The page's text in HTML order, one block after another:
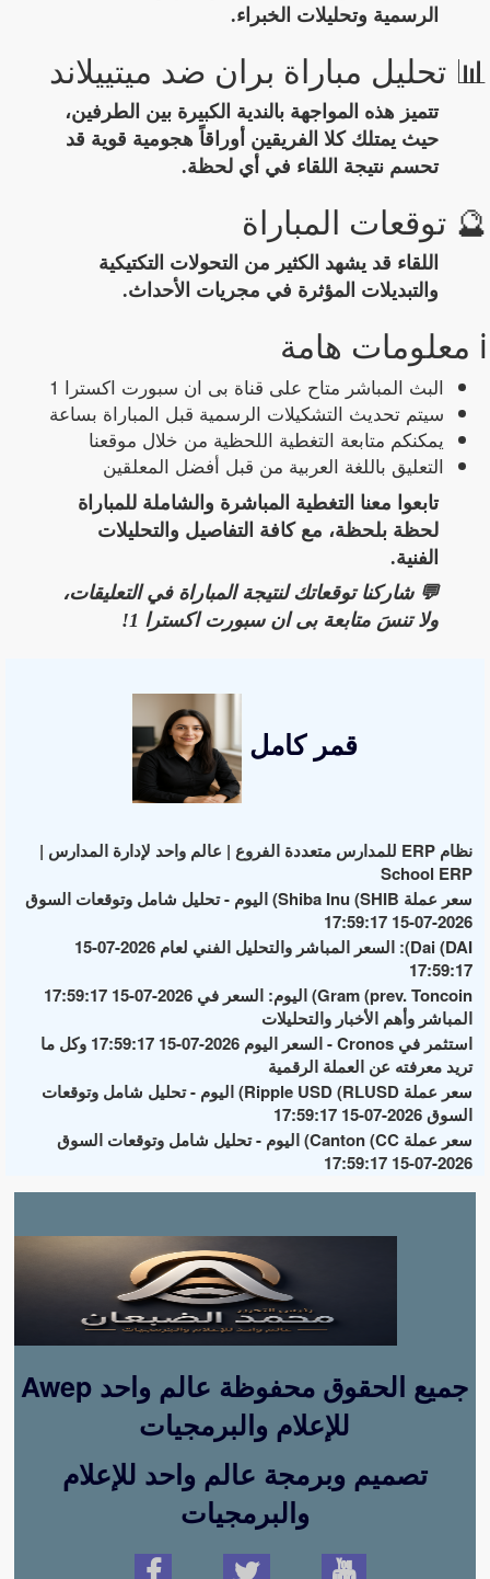
الرسمية وتحليلات الخبراء.
📊 تحليل مباراة بران ضد ميتييلاند
تتميز هذه المواجهة بالندية الكبيرة بين الطرفين،
حيث يمتلك كلا الفريقين أوراقاً هجومية قوية قد
تحسم نتيجة اللقاء في أي لحظة.
🔮 توقعات المباراة
اللقاء قد يشهد الكثير من التحولات التكتيكية
والتبديلات المؤثرة في مجريات الأحداث.
ℹ️ معلومات هامة
البث المباشر متاح على قناة بى ان سبورت اكسترا 1
سيتم تحديث التشكيلات الرسمية قبل المباراة بساعة
يمكنكم متابعة التغطية اللحظية من خلال موقعنا
التعليق باللغة العربية من قبل أفضل المعلقين
تابعوا معنا التغطية المباشرة والشاملة للمباراة
لحظة بلحظة، مع كافة التفاصيل والتحليلات
الفنية.
💬 شاركنا توقعاتك لنتيجة المباراة في التعليقات،
ولا تنسَ متابعة بى ان سبورت اكسترا 1!
قمر كامل
نظام ERP للمدارس متعددة الفروع | عالم واحد لإدارة المدارس |
School ERP
سعر عملة Shiba Inu (SHIB) اليوم - تحليل شامل وتوقعات السوق
2026-07-15 17:59:17
Dai (DAI): السعر المباشر والتحليل الفني لعام 2026-07-15
17:59:17
Gram (prev. Toncoin) اليوم: السعر في 2026-07-15 17:59:17
المباشر وأهم الأخبار والتحليلات
استثمر في Cronos - السعر اليوم 2026-07-15 17:59:17 وكل ما
تريد معرفته عن العملة الرقمية
سعر عملة Ripple USD (RLUSD) اليوم - تحليل شامل وتوقعات
السوق 2026-07-15 17:59:17
سعر عملة Canton (CC) اليوم - تحليل شامل وتوقعات السوق
2026-07-15 17:59:17
Awep جميع الحقوق محفوظة عالم واحد
للإعلام والبرمجيات
تصميم وبرمجة عالم واحد للإعلام
والبرمجيات